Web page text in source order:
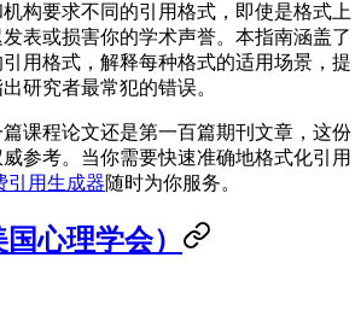
构要求不同的引用格式，即使是格式上
表或损害你的学术声誉。本指南涵盖了
用格式，解释每种格式的适用场景，提
研究者最常犯的错误。
课程论文还是第一百篇期刊文章，这份
参考。当你需要快速准确地格式化引用
引用生成器随时为你服务。
心理学会）